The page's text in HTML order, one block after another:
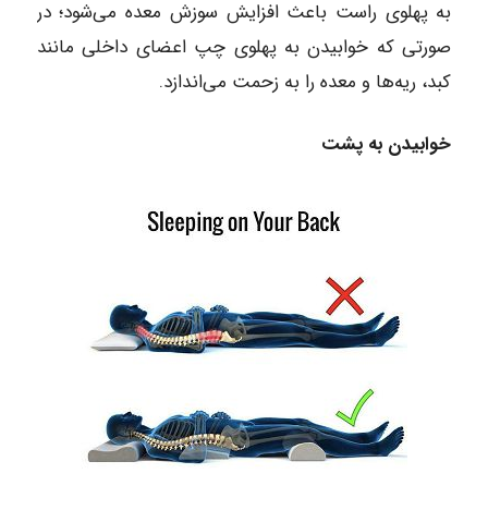
به پهلوی راست باعث افزایش سوزش معده می‌شود؛ در
صورتی که خوابیدن به پهلوی چپ اعضای داخلی مانند
کبد، ریه‌ها و معده را به زحمت می‌اندازد.
خوابیدن به پشت